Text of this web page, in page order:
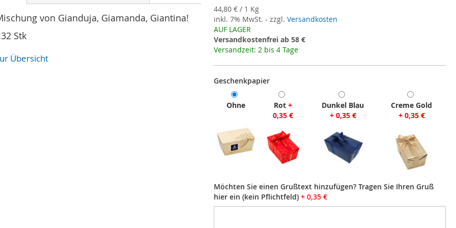
von Gianduja, Giamanda, Giantina!
Stk
Übersicht
44,80 € / 1 Kg
inkl. 7% MwSt. - zzgl. Versandkosten
AUF LAGER
Versandkostenfrei ab 58 €
Versandzeit: 2 bis 4 Tage
Geschenkpapier
Ohne Rot+
0,35 €
Dunkel Blau
+ 0,35 €
Creme Gold
+ 0,35 €
Möchten Sie einen Grußtext hinzufügen? Tragen Sie Ihren Gruß
hier ein (kein Pflichtfeld) + 0,35 €